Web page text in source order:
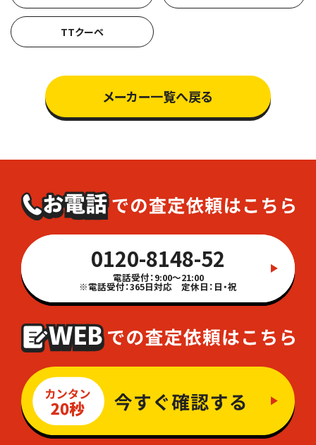
TTクーペ
メーカー一覧へ戻る
0120-8148-52
電話受付：9:00～21:00
※電話受付：365日対応 定休日：日・祝